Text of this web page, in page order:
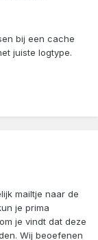
bij een cache
juiste logtype.
mailtje naar de
je prima
je vindt dat deze
Wij beoefenen